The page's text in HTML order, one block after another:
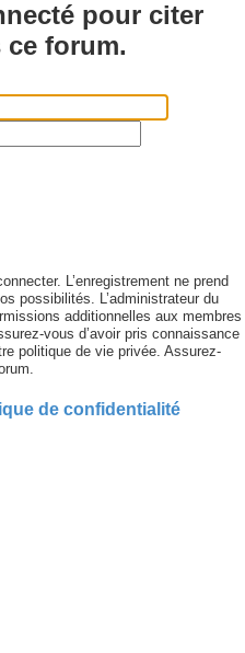
pour citer
ce forum.
L’enregistrement ne prend
possibilités. L’administrateur du
additionnelles aux membres
vous d’avoir pris connaissance
politique de vie privée. Assurez-
de confidentialité